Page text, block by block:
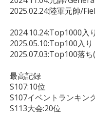
2025.02.24:陸軍元帥/
2024.10.24:Top1000入り
2025.05.10:Top100入り
2025.07.03:Top100落
最高記録
S107:10位
S107イベントランキン
S113大会:20位